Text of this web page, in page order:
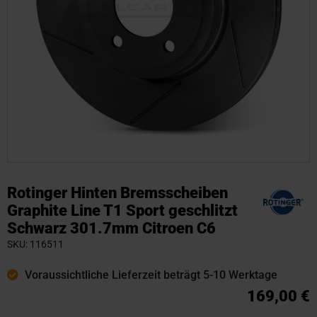
Rotinger Hinten Bremsscheiben
Graphite Line T1 Sport geschlitzt
Schwarz 301.7mm Citroen C6
SKU 116511
Voraussichtliche Lieferzeit beträgt 5-10 Werktage
169,00 €
Anfang
der
Bildgalerie
springen